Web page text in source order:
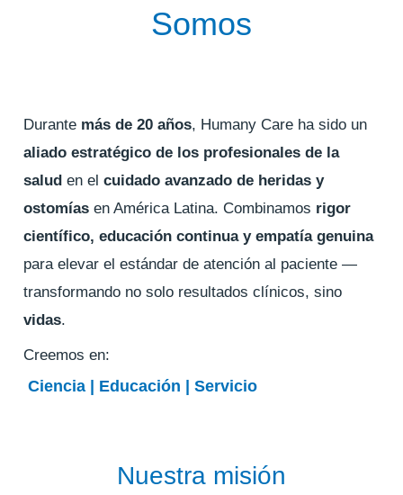
Somos
Durante más de 20 años, Humany Care ha sido un
aliado estratégico de los profesionales de la
saluden el cuidado avanzado de heridas y
ostomíasen América Latina. Combinamos rigor
científico, educación continua y empatía genuina
para elevar el estándar de atención al paciente —
transformando no solo resultados clínicos, sino
vidas.
Creemos en:
Ciencia | Educación | Servicio
Nuestra misión